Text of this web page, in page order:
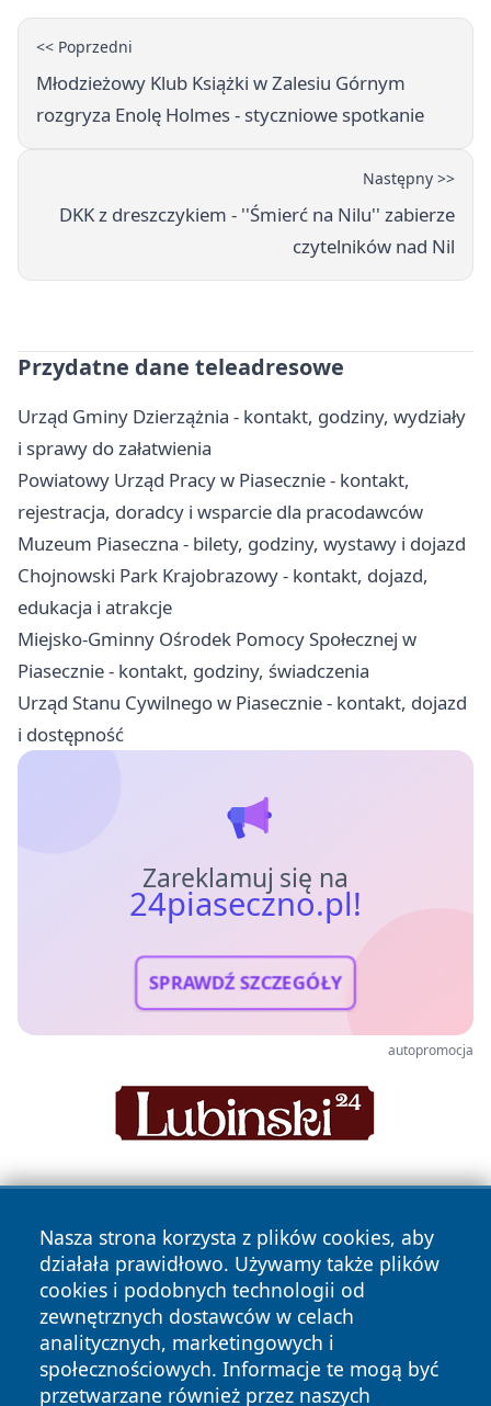
<< Poprzedni
Młodzieżowy Klub Książki w Zalesiu Górnym
rozgryza Enolę Holmes - styczniowe spotkanie
Następny >>
DKK z dreszczykiem - ''Śmierć na Nilu'' zabierze
czytelników nad Nil
Przydatne dane teleadresowe
Urząd Gminy Dzierzążnia - kontakt, godziny, wydziały
i sprawy do załatwienia
Powiatowy Urząd Pracy w Piasecznie - kontakt,
rejestracja, doradcy i wsparcie dla pracodawców
Muzeum Piaseczna - bilety, godziny, wystawy i dojazd
Chojnowski Park Krajobrazowy - kontakt, dojazd,
edukacja i atrakcje
Miejsko-Gminny Ośrodek Pomocy Społecznej w
Piasecznie - kontakt, godziny, świadczenia
Urząd Stanu Cywilnego w Piasecznie - kontakt, dojazd
i dostępność
Zareklamuj się na
24piaseczno.pl!
SPRAWDŹ SZCZEGÓŁY
autopromocja
Nasza strona korzysta z plików cookies, aby
działała prawidłowo. Używamy także plików
cookies i podobnych technologii od
zewnętrznych dostawców w celach
analitycznych, marketingowych i
społecznościowych. Informacje te mogą być
przetwarzane również przez naszych
Copyright © 2026 24piaseczno.pl Wszystkie prawa
zastrzeżone.